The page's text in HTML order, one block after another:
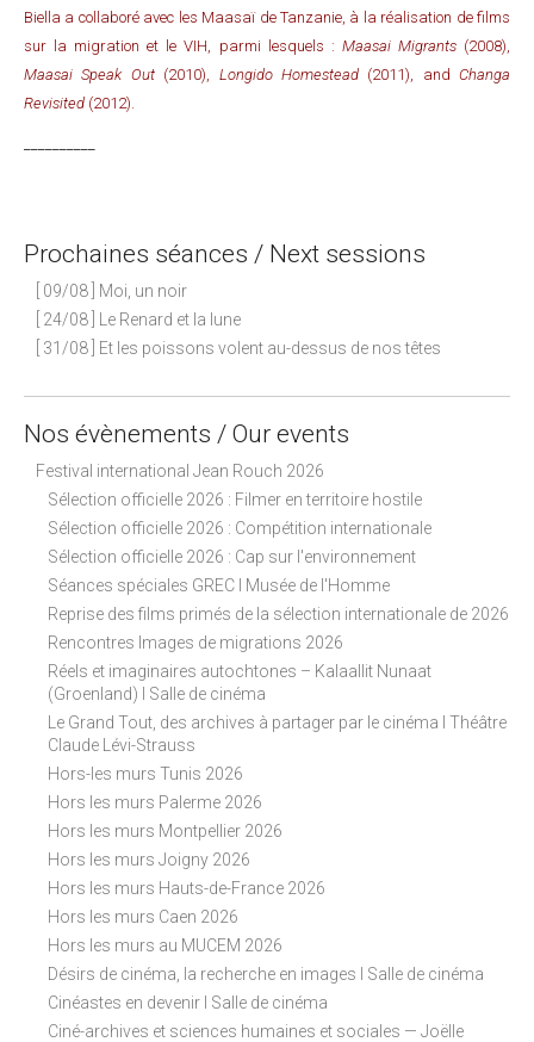
Biella a collaboré avec les Maasaï de Tanzanie, à la réalisation de films
sur la migration et le VIH, parmi lesquels : Maasai Migrants(2008),
Maasai Speak Out(2010), Longido Homestead(2011), and Changa
Revisited (2012).
Prochaines séances / Next sessions
[ 09/08 ] Moi, un noir
[ 24/08 ] Le Renard et la lune
[ 31/08 ] Et les poissons volent au-dessus de nos têtes
Nos évènements / Our events
Festival international Jean Rouch 2026
Sélection officielle 2026 : Filmer en territoire hostile
Sélection officielle 2026 : Compétition internationale
Sélection officielle 2026 : Cap sur l'environnement
Séances spéciales GREC I Musée de l'Homme
Reprise des films primés de la sélection internationale de 2026
Rencontres Images de migrations 2026
Réels et imaginaires autochtones – Kalaallit Nunaat
(Groenland) I Salle de cinéma
Le Grand Tout, des archives à partager par le cinéma I Théâtre
Claude Lévi-Strauss
Hors-les murs Tunis 2026
Hors les murs Palerme 2026
Hors les murs Montpellier 2026
Hors les murs Joigny 2026
Hors les murs Hauts-de-France 2026
Hors les murs Caen 2026
Hors les murs au MUCEM 2026
Désirs de cinéma, la recherche en images I Salle de cinéma
Cinéastes en devenir I Salle de cinéma
Ciné-archives et sciences humaines et sociales — Joëlle